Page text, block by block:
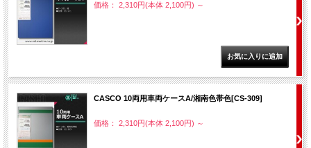
価格： 2,310円(本体 2,100円) ～
CASCO 10両用車両ケースA/湘南色帯色[CS-309]
価格： 2,310円(本体 2,100円) ～